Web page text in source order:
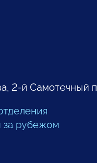
2-й Самотечный
за рубежом